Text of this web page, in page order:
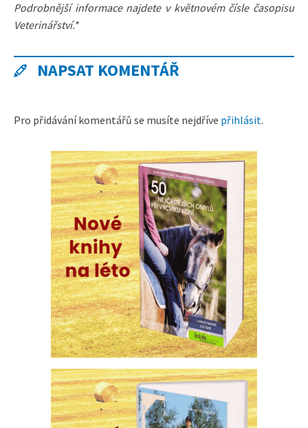
Podrobnější informace najdete v květnovém čísle časopisu
Veterinářství.*
NAPSAT KOMENTÁŘ
Pro přidávání komentářů se musíte nejdříve přihlásit.